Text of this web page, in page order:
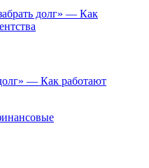
— Как работают